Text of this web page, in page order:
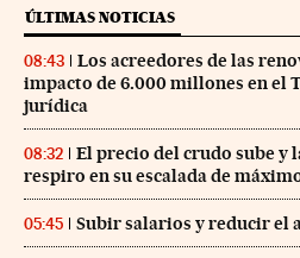
ÚLTIMAS NOTICIAS
08:43
Los acreedores de las
impacto de 6.000 millones en el
jurídica
08:32
El precio del crudo sube y
respiro en su escalada de
05:45 Subir salarios y reducir el